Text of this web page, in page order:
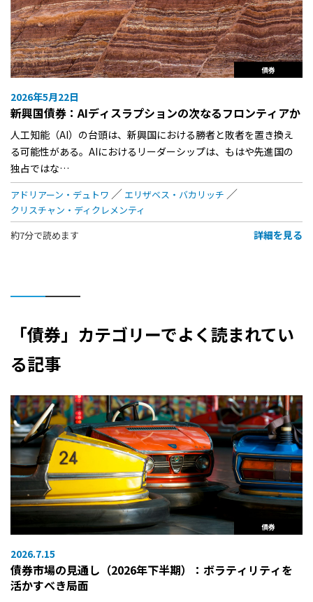
債券
2026年5月22日
新興国債券：AIディスラプションの次なるフロンティアか
人工知能（AI）の台頭は、新興国における勝者と敗者を置き換え
る可能性がある。AIにおけるリーダーシップは、もはや先進国の
独占ではな…
アドリアーン・デュトワ
エリザベス・バカリッチ
クリスチャン・ディクレメンティ
約7分で読めます
詳細を見る
「債券」カテゴリーでよく読まれてい
る記事
債券
2026.7.15
債券市場の見通し（2026年下半期）：ボラティリティを
活かすべき局面